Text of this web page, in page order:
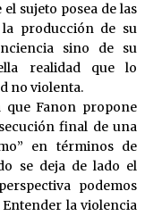
sujeto posea de las
producción de su
sino de su
realidad que lo
no violenta.
Fanon propone
final de una
en términos de
se deja de lado el
podemos
la violencia